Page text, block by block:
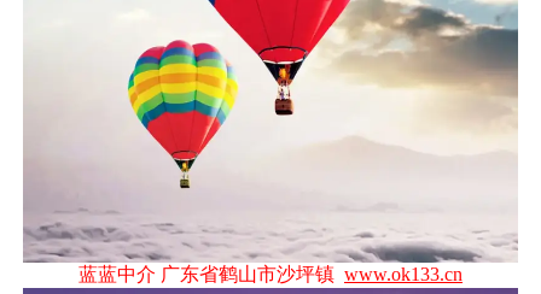
蓝蓝中介 广东省鹤山市沙坪镇 www.ok133.cn